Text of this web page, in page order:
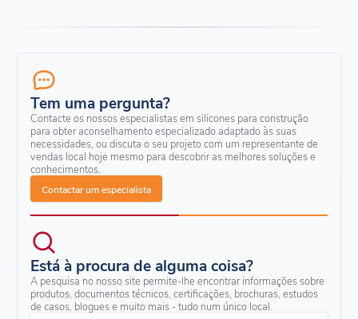
Tem uma pergunta?
Contacte os nossos especialistas em silicones para construção
para obter aconselhamento especializado adaptado às suas
necessidades, ou discuta o seu projeto com um representante de
vendas local hoje mesmo para descobrir as melhores soluções e
conhecimentos.
Contactar um especialista
Está à procura de alguma coisa?
A pesquisa no nosso site permite-lhe encontrar informações sobre
produtos, documentos técnicos, certificações, brochuras, estudos
de casos, blogues e muito mais - tudo num único local.